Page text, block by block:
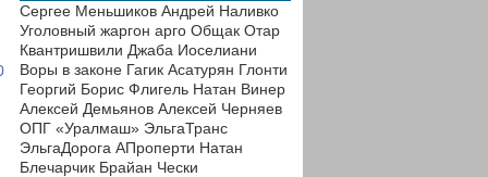
Сергее Меньшиков Андрей Наливко
Уголовный жаргон арго Общак Отар
Квантришвили Джаба Иоселиани
Воры в законе Гагик Асатурян Глонти
Георгий Борис Флигель Натан Винер
Алексей Демьянов Алексей Черняев
ОПГ «Уралмаш» ЭльгаТранс
ЭльгаДорога АПроперти Натан
Блечарчик Брайан Чески